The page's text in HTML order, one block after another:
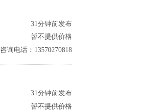
31分钟前发布
暂不提供价格
咨询电话：13570270818
31分钟前发布
暂不提供价格